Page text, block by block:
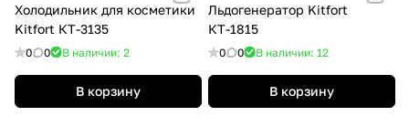
Холодильник для косметики
Kitfort КТ-3135
0 0 В наличии: 2
В корзину
Льдогенератор Kitfort
КТ-1815
0 0 В наличии: 12
В корзину